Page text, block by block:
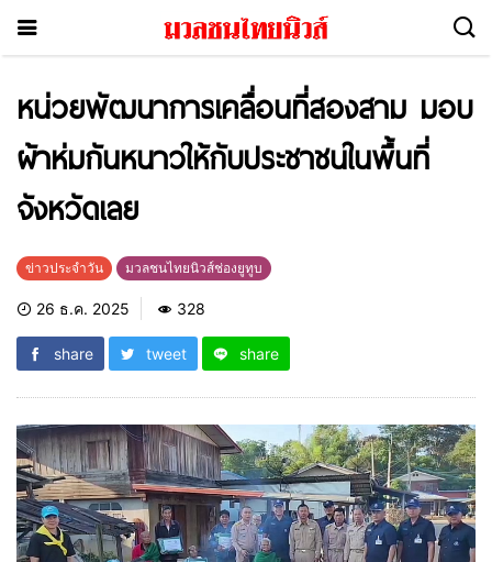
หน่วยพัฒนาการเคลื่อนที่สองสาม มอบ
ผ้าห่มกันหนาวให้กับประชาชนในพื้นที่
จังหวัดเลย
ข่าวประจำวัน มวลชนไทยนิวส์ช่องยูทูบ
26 ธ.ค. 2025 328
share tweet share